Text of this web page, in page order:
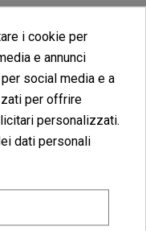
i cookie per
e annunci
social media e a
per offrire
personalizzati.
dati personali